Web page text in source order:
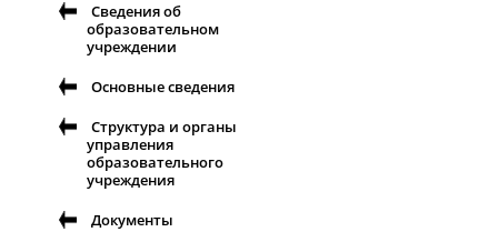
Сведения об
образовательном
учреждении
Основные сведения
Структура и органы
управления
образовательного
учреждения
Документы